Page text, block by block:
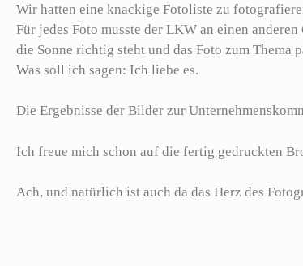
Wir hatten eine knackige Fotoliste zu
Für jedes Foto musste der LKW an einen
die Sonne richtig steht und das Foto zum Thema
Was soll ich sagen: Ich liebe es.
Die Ergebnisse der Bilder zur
Ich freue mich schon auf die fertig gedruckten
Ach, und natürlich ist auch da das Herz des